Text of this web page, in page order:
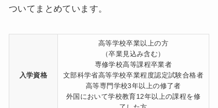
ついてまとめています。
入学資格
高等学校卒業以上の方
（卒業見込み含む）
専修学校高等課程卒業者
文部科学省高等学校卒業程度認定試験合格者
高等専門学校3年以上の修了者
外国において学校教育12年以上の課程を修